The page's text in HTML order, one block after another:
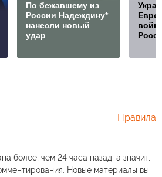
По бежавшему из
России Надеждину*
нанесли новый
удар
Правила
более, чем 24 часа назад, а значит,
Новые материалы вы